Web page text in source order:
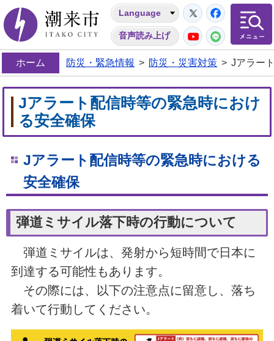
潮来市
Language
音声読み上げ
Twitter
YouTube
LINE
ホーム 防災・緊急情報 > 防災・災害対策 > Jアラー
Jアラート配信時等の緊急時におけ
る安全確保
Jアラート配信時等の緊急時における
安全確保
弾道ミサイル落下時の行動について
弾道ミサイルは、発射から短時間で日本に
到達する可能性もあります。
その際には、以下の注意点に留意し、落ち
着いて行動してください。